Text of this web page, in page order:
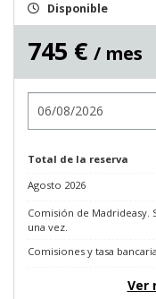
Disponible
745 € / mes
Total de la reserva
Agosto 2026
Comisión de Madrideasy.
una vez.
Comisiones y tasa
Ver